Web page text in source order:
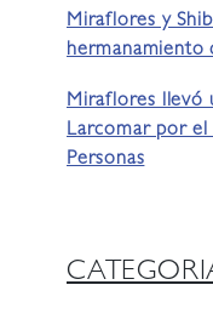
Miraflores y
hermanamiento
Miraflores llevó
Larcomar por el
Personas